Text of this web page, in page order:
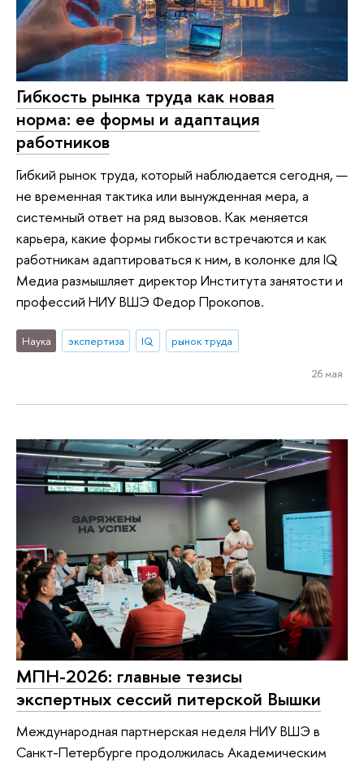
Гибкость рынка труда как новая
норма: ее формы и адаптация
работников
Гибкий рынок труда, который наблюдается сегодня, —
не временная тактика или вынужденная мера, а
системный ответ на ряд вызовов. Как меняется
карьера, какие формы гибкости встречаются и как
работникам адаптироваться к ним, в колонке для IQ
Медиа размышляет директор Института занятости и
профессий НИУ ВШЭ Федор Прокопов.
Наука экспертиза IQ рынок труда
26 мая
МПН-2026: главные тезисы
экспертных сессий питерской Вышки
Международная партнерская неделя НИУ ВШЭ в
Санкт-Петербурге продолжилась Академическим